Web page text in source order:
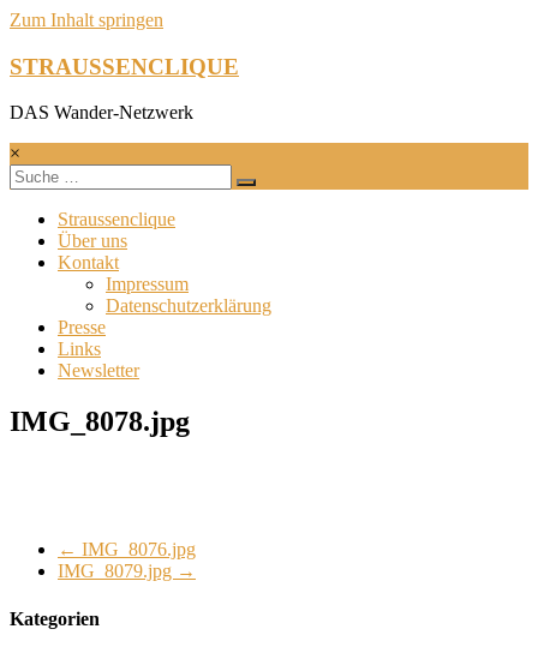
Zum Inhalt springen
STRAUSSENCLIQUE
DAS Wander-Netzwerk
×
Straussenclique
Über uns
Kontakt
Impressum
Datenschutzerklärung
Presse
Links
Newsletter
IMG_8078.jpg
← IMG_8076.jpg
IMG_8079.jpg →
Kategorien